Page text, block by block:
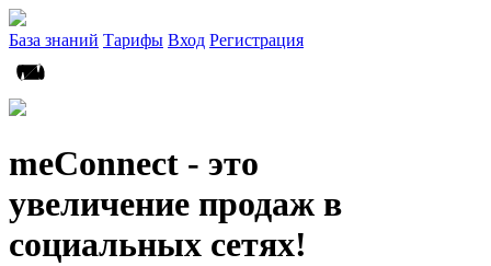
База знаний Тарифы Вход Регистрация
meConnect - это
увеличение продаж в
социальных сетях!